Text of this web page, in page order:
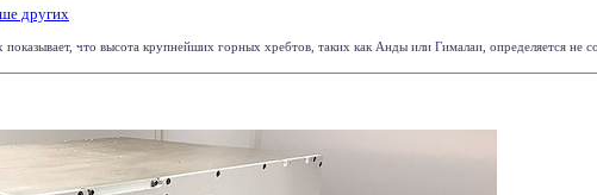
других
что высота крупнейших горных хребтов, таких как Анды или Гималаи, определяется не